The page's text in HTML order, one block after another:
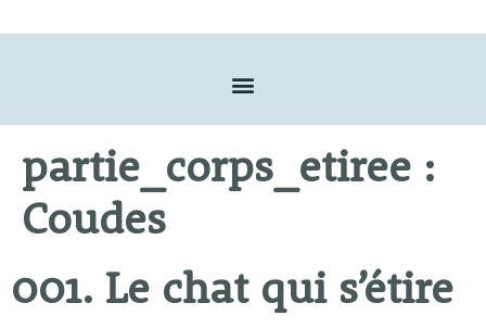
partie_corps_etiree :
Coudes
001. Le chat qui s’étire